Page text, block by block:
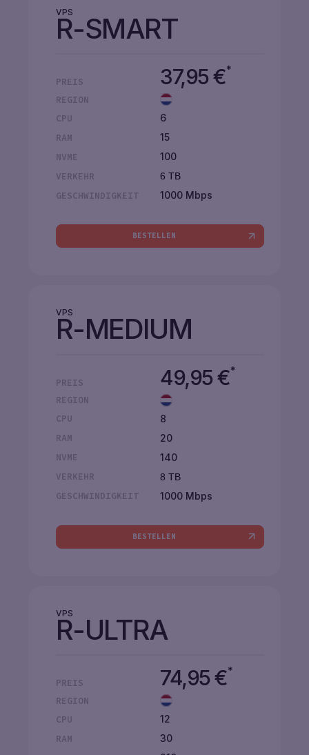
VPS
R-SMART
PREIS 37,95€*
REGION
CPU
6
RAM
15
NVME
100
VERKEHR
6 TB
GESCHWINDIGKEIT 1000 Mbps
BESTELLEN
VPS
R-MEDIUM
PREIS 49,95€*
REGION
CPU
8
RAM
20
NVME
140
VERKEHR
8 TB
GESCHWINDIGKEIT 1000 Mbps
BESTELLEN
VPS
R-ULTRA
PREIS 74,95€*
REGION
CPU
12
RAM
30